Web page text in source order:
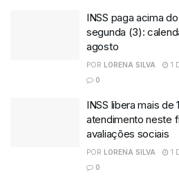
INSS paga acima
segunda (3):
agosto
POR LORENA SILVA
1
0
INSS libera mais de
atendimento neste
avaliações sociais
POR LORENA SILVA
1
0